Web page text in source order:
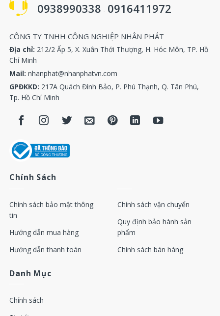
0938990338 - 0916411972
CÔNG TY TNHH CÔNG NGHIỆP NHÂN PHÁT
Địa chỉ: 212/2 Ấp 5, X. Xuân Thới Thượng, H. Hóc Môn, TP. Hồ
Chí Minh
Mail:nhanphat@nhanphatvn.com
GPĐKKD: 217A Quách Đình Bảo, P. Phú Thạnh, Q. Tân Phú,
Tp. Hồ Chí Minh
Chính Sách
Chính sách bảo mật thông
tin
Hướng dẫn mua hàng
Hướng dẫn thanh toán
Chính sách vận chuyển
Quy định bảo hành sản
phẩm
Chính sách bán hàng
Danh Mục
Chính sách